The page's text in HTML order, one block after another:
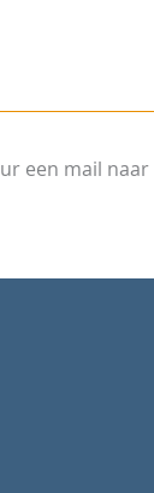
een mail naar